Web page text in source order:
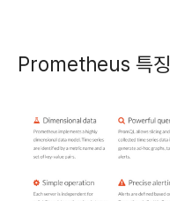
Prometheus 특징